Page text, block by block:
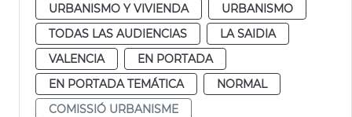
URBANISMO Y VIVIENDA
URBANISMO
TODAS LAS AUDIENCIAS
LA SAIDIA
VALENCIA
EN PORTADA
EN PORTADA TEMÁTICA
NORMAL
COMISSIÓ URBANISME